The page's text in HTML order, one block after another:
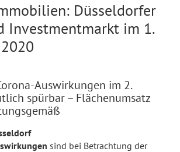
Düsseldorfer
Investmentmarkt im 1.
Auswirkungen im 2.
spürbar – Flächenumsatz
sind bei Betrachtung der